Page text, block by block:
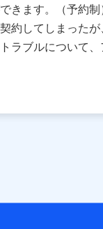
ダッシュボードの
かわらず、共同利用
会員ではないお客さ
イントクラブ会員で
ら の利用目的の範囲
きます。（予約
約してしまった
ラブルについて